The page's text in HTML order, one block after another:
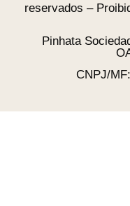
reservados –
Pinhata
CNPJ/